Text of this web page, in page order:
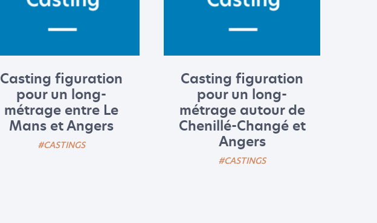
Casting figuration
pour un long-
métrage entre Le
Mans et Angers
#CASTINGS
Casting figuration
pour un long-
métrage autour de
Chenillé-Changé et
Angers
#CASTINGS